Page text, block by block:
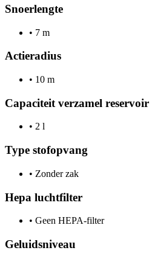
Snoerlengte
• 7 m
Actieradius
• 10 m
Capaciteit verzamel reservoir
• 2 l
Type stofopvang
• Zonder zak
Hepa luchtfilter
• Geen HEPA-filter
Geluidsniveau